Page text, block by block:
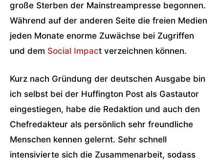
große Sterben der Mainstreampresse begonnen.
Während auf der anderen Seite die freien Medien
jeden Monate enorme Zuwächse bei Zugriffen
und dem Social Impact verzeichnen können.
Kurz nach Gründung der deutschen Ausgabe bin
ich selbst bei der Huffington Post als Gastautor
eingestiegen, habe die Redaktion und auch den
Chefredakteur als persönlich sehr freundliche
Menschen kennen gelernt. Sehr schnell
intensivierte sich die Zusammenarbeit, sodass